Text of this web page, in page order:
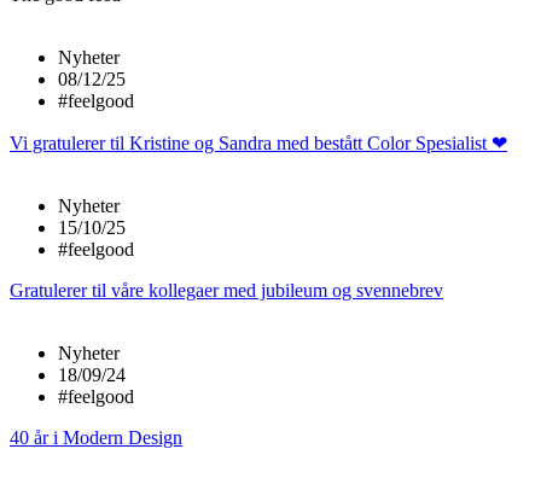
Nyheter
08/12/25
#feelgood
Vi gratulerer til Kristine og Sandra med bestått Color Spesialist ❤
Nyheter
15/10/25
#feelgood
Gratulerer til våre kollegaer med jubileum og svennebrev
Nyheter
18/09/24
#feelgood
40 år i Modern Design